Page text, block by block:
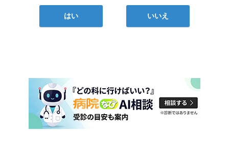
はい いいえ